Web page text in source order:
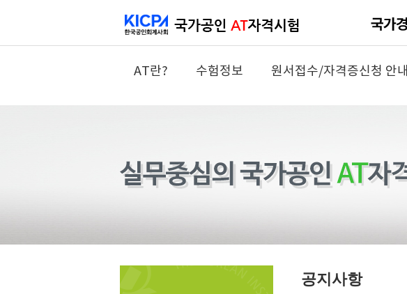
AT란? 수험정보 원서접수/자격증신청 안내
공지사항